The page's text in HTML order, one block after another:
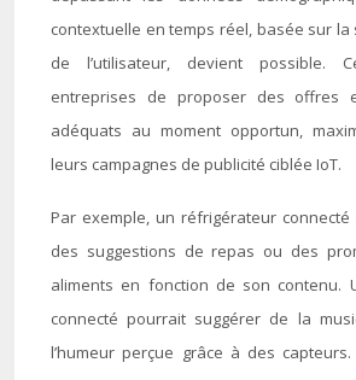
contextuelle en temps réel, basée sur
de l’utilisateur, devient possible.
entreprises de proposer des offres
adéquats au moment opportun,
leurs campagnes de publicité ciblée IoT.
Par exemple, un réfrigérateur
des suggestions de repas ou des
aliments en fonction de son contenu.
connecté pourrait suggérer de la
l’humeur perçue grâce à des